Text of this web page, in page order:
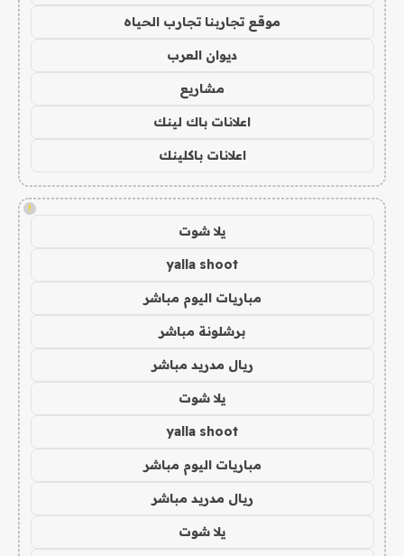
موقع تجاربنا تجارب الحياه
ديوان العرب
مشاريع
اعلانات باك لينك
اعلانات باكلينك
!
يلا شوت
yalla shoot
مباريات اليوم مباشر
برشلونة مباشر
ريال مدريد مباشر
يلا شوت
yalla shoot
مباريات اليوم مباشر
ريال مدريد مباشر
يلا شوت